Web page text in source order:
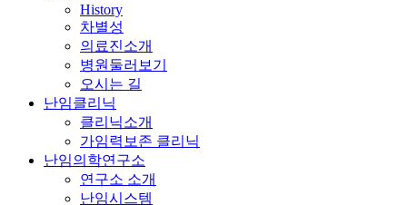
History
차별성
의료진소개
병원둘러보기
오시는 길
난임클리닉
클리닉소개
가임력보존 클리닉
난임의학연구소
연구소 소개
난임시스템